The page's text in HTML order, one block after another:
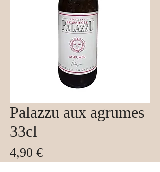
Palazzu aux agrumes
33cl
4,90 €Prix